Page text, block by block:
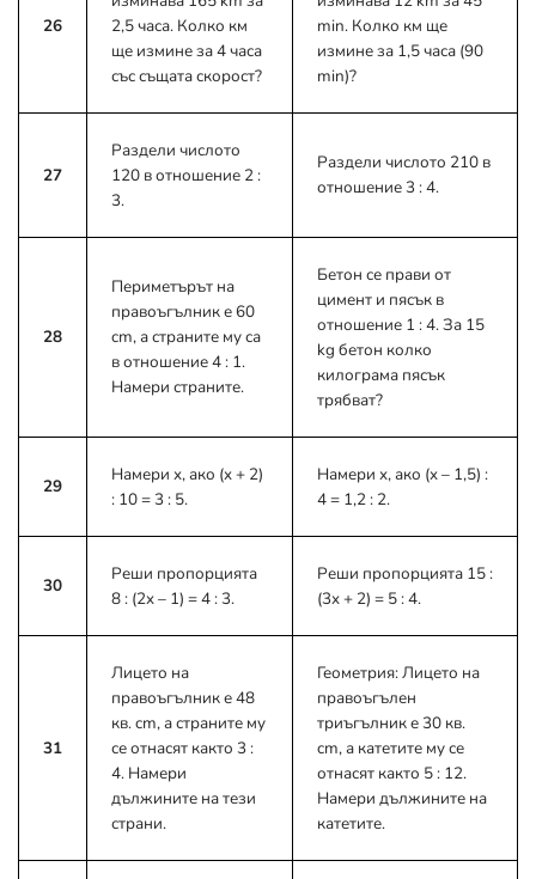
26
2,5 часа. Колко км
ще измине за 4 часа
със същата скорост?
min. Колко км ще
измине за 1,5 часа (90
min)?
27
Раздели числото
120 в отношение 2 :
3.
Раздели числото 210 в
отношение 3 : 4.
28
Периметърът на
правоъгълник е 60
cm, а страните му са
в отношение 4 : 1.
Намери страните.
Бетон се прави от
цимент и пясък в
отношение 1 : 4. За 15
kg бетон колко
килограма пясък
трябват?
29
Намери x, ако (x + 2)
: 10 = 3 : 5.
Намери x, ако (x – 1,5) :
4 = 1,2 : 2.
30
Реши пропорцията
8 : (2x – 1) = 4 : 3.
Реши пропорцията 15 :
(3x + 2) = 5 : 4.
31
Лицето на
правоъгълник е 48
кв. cm, а страните му
се отнасят както 3 :
4. Намери
дължините на тези
страни.
Геометрия: Лицето на
правоъгълен
триъгълник е 30 кв.
cm, а катетите му се
отнасят както 5 : 12.
Намери дължините на
катетите.